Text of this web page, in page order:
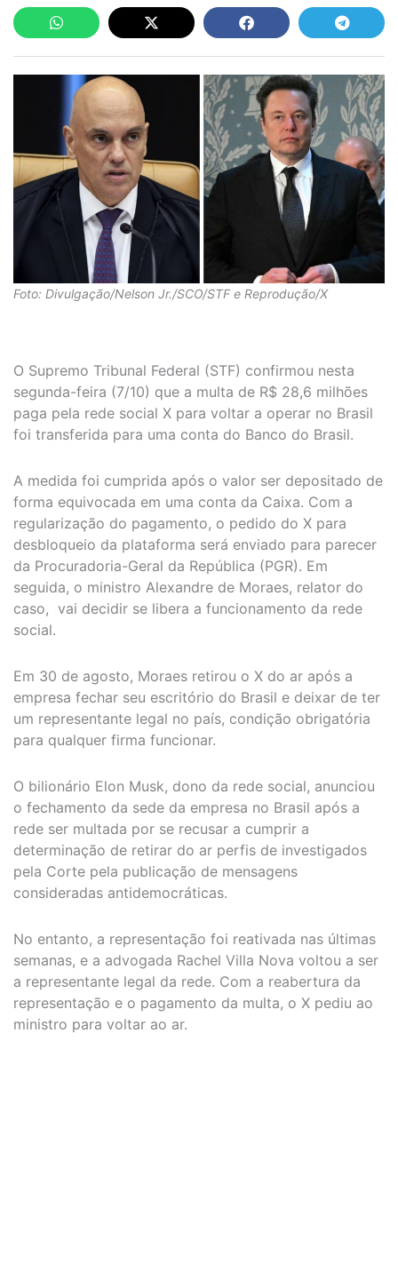
Foto: Divulgação/Nelson Jr./SCO/STF e Reprodução/X
O Supremo Tribunal Federal (STF) confirmou nesta
segunda-feira (7/10) que a multa de R$ 28,6 milhões
paga pela rede social X para voltar a operar no Brasil
foi transferida para uma conta do Banco do Brasil.
A medida foi cumprida após o valor ser depositado de
forma equivocada em uma conta da Caixa. Com a
regularização do pagamento, o pedido do X para
desbloqueio da plataforma será enviado para parecer
da Procuradoria-Geral da República (PGR). Em
seguida, o ministro Alexandre de Moraes, relator do
caso, vai decidir se libera a funcionamento da rede
social.
Em 30 de agosto, Moraes retirou o X do ar após a
empresa fechar seu escritório do Brasil e deixar de ter
um representante legal no país, condição obrigatória
para qualquer firma funcionar.
O bilionário Elon Musk, dono da rede social, anunciou
o fechamento da sede da empresa no Brasil após a
rede ser multada por se recusar a cumprir a
determinação de retirar do ar perfis de investigados
pela Corte pela publicação de mensagens
consideradas antidemocráticas.
No entanto, a representação foi reativada nas últimas
semanas, e a advogada Rachel Villa Nova voltou a ser
a representante legal da rede. Com a reabertura da
representação e o pagamento da multa, o X pediu ao
ministro para voltar ao ar.